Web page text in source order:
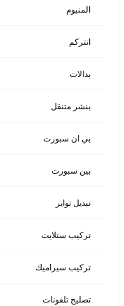
المنيوم
انتركم
بدالات
بنشر متنقل
بي ان سبورت
بين سبورت
تبديل تواير
تركيب ستلايت
تركيب سيراميك
تصليح تلفونات